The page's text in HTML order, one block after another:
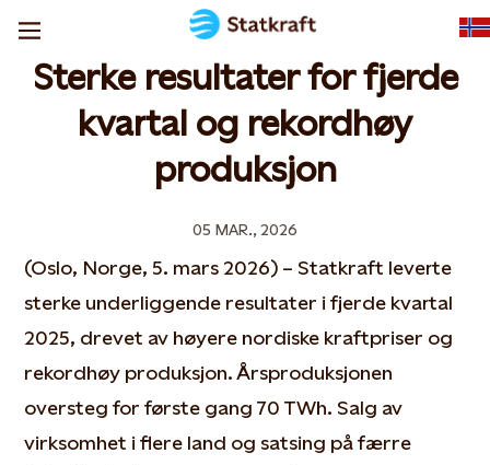
Sterke resultater for fjerde
kvartal og rekordhøy
produksjon
05 MAR., 2026
(Oslo, Norge, 5. mars 2026) – Statkraft leverte
sterke underliggende resultater i fjerde kvartal
2025, drevet av høyere nordiske kraftpriser og
rekordhøy produksjon. Årsproduksjonen
oversteg for første gang 70 TWh. Salg av
virksomhet i flere land og satsing på færre